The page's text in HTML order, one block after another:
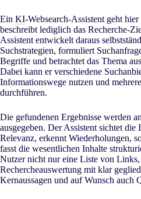
Ein KI-Websearch-Assistent geht
beschreibt lediglich das Recherche-
Assistent entwickelt daraus
Suchstrategien, formuliert
Begriffe und betrachtet das Thema
Dabei kann er verschiedene
Informationswege nutzen und
durchführen.
Die gefundenen Ergebnisse werden
ausgegeben. Der Assistent sichtet
Relevanz, erkennt Wiederholungen,
fasst die wesentlichen Inhalte
Nutzer nicht nur eine Liste von
Rechercheauswertung mit klar
Kernaussagen und auf Wunsch auch